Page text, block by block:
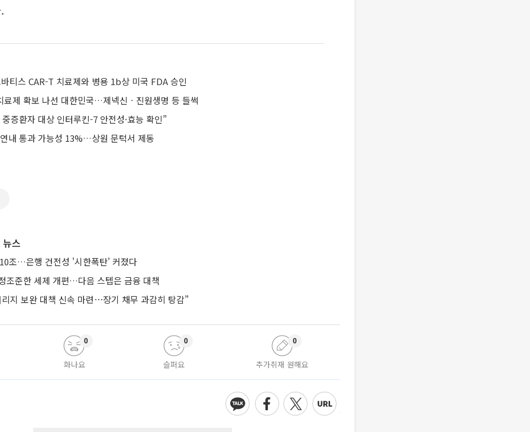
바티스 CAR-T 치료제와 병용 1b상 미국 FDA 승인
료제 확보 나선 대한민국…제넥신ㆍ진원생명 등 들썩
증환자 대상 인터루킨-7 안전성·효능 확인”
내 통과 가능성 13%…상원 문턱서 제동
스
조…은행 건전성 '시한폭탄' 커졌다
조준한 세제 개편…다음 스텝은 금융 대책
지 보완 대책 신속 마련⋯장기 채무 과감히 탕감”
화나요
0
슬퍼요
0
추가취재 원해요
0